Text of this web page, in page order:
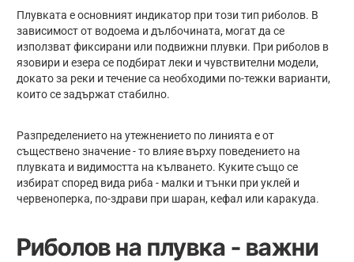
Плувката е основният индикатор при този тип риболов. В
зависимост от водоема и дълбочината, могат да се
използват фиксирани или подвижни плувки. При риболов в
язовири и езера се подбират леки и чувствителни модели,
докато за реки и течение са необходими по-тежки варианти,
които се задържат стабилно.
Разпределението на утежнението по линията е от
съществено значение - то влияе върху поведението на
плувката и видимостта на кълването. Куките също се
избират според вида риба - малки и тънки при уклей и
червеноперка, по-здрави при шаран, кефал или каракуда.
Риболов на плувка - важни